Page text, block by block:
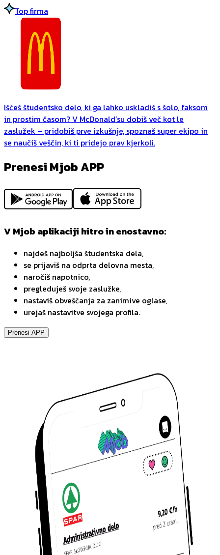
Top firma
Iščeš študentsko delo, ki ga lahko uskladiš s šolo, faksom
in prostim časom? V McDonald’su dobiš več kot le
zaslužek – pridobiš prve izkušnje, spoznaš super ekipo in
se naučiš veščin, ki ti pridejo prav kjerkoli.
Prenesi Mjob APP
V Mjob aplikaciji hitro in enostavno:
najdeš najboljša študentska dela,
se prijaviš na odprta delovna mesta,
naročiš napotnico,
pregleduješ svoje zaslužke,
nastaviš obveščanja za zanimive oglase,
urejaš nastavitve svojega profila.
Prenesi APP